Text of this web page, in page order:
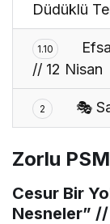
Düdüklü
1.10
// 12 Nisan
2 🎭
Zorlu
Cesur Bir
Nesneler”